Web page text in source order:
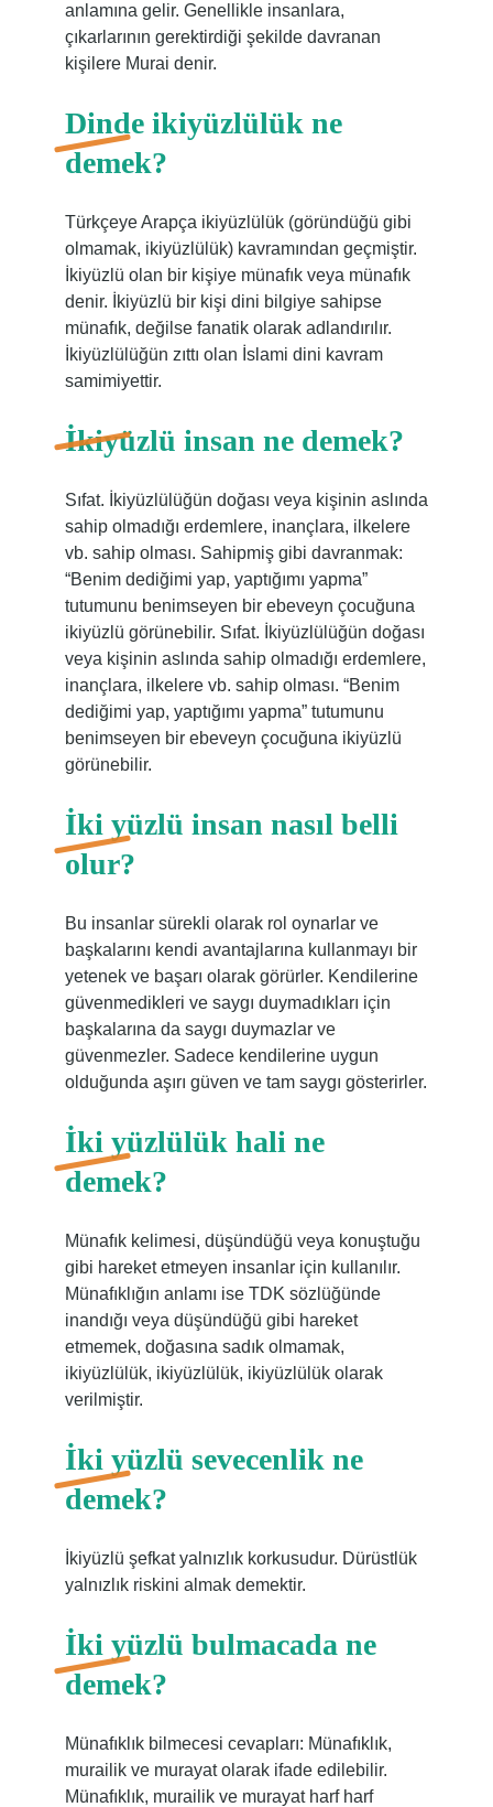
anlamına gelir. Genellikle insanlara,
çıkarlarının gerektirdiği şekilde davranan
kişilere Murai denir.
Dinde ikiyüzlülük ne
demek?
Türkçeye Arapça ikiyüzlülük (göründüğü gibi
olmamak, ikiyüzlülük) kavramından geçmiştir.
İkiyüzlü olan bir kişiye münafık veya münafık
denir. İkiyüzlü bir kişi dini bilgiye sahipse
münafık, değilse fanatik olarak adlandırılır.
İkiyüzlülüğün zıttı olan İslami dini kavram
samimiyettir.
İkiyüzlü insan ne demek?
Sıfat. İkiyüzlülüğün doğası veya kişinin aslında
sahip olmadığı erdemlere, inançlara, ilkelere
vb. sahip olması. Sahipmiş gibi davranmak:
“Benim dediğimi yap, yaptığımı yapma”
tutumunu benimseyen bir ebeveyn çocuğuna
ikiyüzlü görünebilir. Sıfat. İkiyüzlülüğün doğası
veya kişinin aslında sahip olmadığı erdemlere,
inançlara, ilkelere vb. sahip olması. “Benim
dediğimi yap, yaptığımı yapma” tutumunu
benimseyen bir ebeveyn çocuğuna ikiyüzlü
görünebilir.
İki yüzlü insan nasıl belli
olur?
Bu insanlar sürekli olarak rol oynarlar ve
başkalarını kendi avantajlarına kullanmayı bir
yetenek ve başarı olarak görürler. Kendilerine
güvenmedikleri ve saygı duymadıkları için
başkalarına da saygı duymazlar ve
güvenmezler. Sadece kendilerine uygun
olduğunda aşırı güven ve tam saygı gösterirler.
İki yüzlülük hali ne
demek?
Münafık kelimesi, düşündüğü veya konuştuğu
gibi hareket etmeyen insanlar için kullanılır.
Münafıklığın anlamı ise TDK sözlüğünde
inandığı veya düşündüğü gibi hareket
etmemek, doğasına sadık olmamak,
ikiyüzlülük, ikiyüzlülük, ikiyüzlülük olarak
verilmiştir.
İki yüzlü sevecenlik ne
demek?
İkiyüzlü şefkat yalnızlık korkusudur. Dürüstlük
yalnızlık riskini almak demektir.
İki yüzlü bulmacada ne
demek?
Münafıklık bilmecesi cevapları: Münafıklık,
murailik ve murayat olarak ifade edilebilir.
Münafıklık, murailik ve murayat harf harf